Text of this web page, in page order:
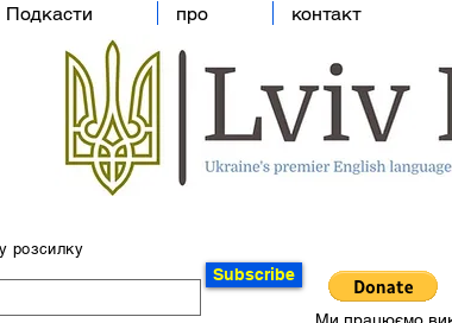
Подкасти про контакт
розсилку
Subscribe